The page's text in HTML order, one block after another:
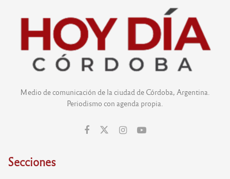
Medio de comunicación de la ciudad de Córdoba, Argentina.
Periodismo con agenda propia.
Secciones